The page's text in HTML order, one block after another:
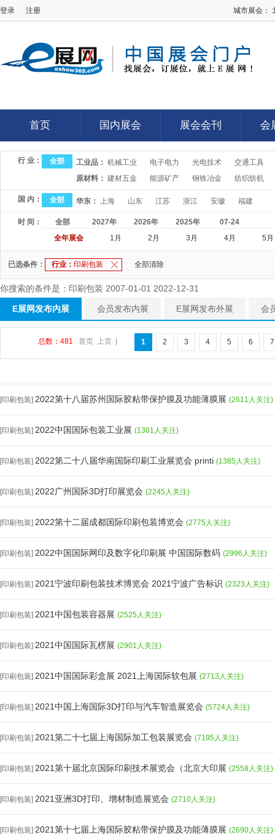
登录 注册 城市展会：
首页
首页
国内展会
国内展会
展会会刊
展会会刊
会
会
行 业： 全部 工业品： 机械工业 电子电力 光电技术
交通工具
原材料： 建材五金 能源矿产 钢铁冶金 纺织纺机
国 内： 全部 华东： 上海 山东 江苏 浙江 安徽 福建
时 间： 全部 2027年 2026年 2025年
07-24
全年展会
1月 2月 3月 4月 5月
已选条件： 行业： 印刷包装 全部清除
你搜索的条件是：印刷包装 2007-01-01 2022-12-31
E展网发布内展 会员发布内展 E展网发布外展 会
总数：481 首页 上页 1 2 3 4 5 6 7
[印刷包装] 2022第十八届苏州国际胶粘带保护膜及功能薄膜展 (2611人关注)
[印刷包装] 2022中国国际包装工业展 (1301人关注)
[印刷包装] 2022第二十八届华南国际印刷工业展览会 printi (1385人关注)
[印刷包装] 2022广州国际3D打印展览会 (2245人关注)
[印刷包装] 2022第十二届成都国际印刷包装博览会 (2775人关注)
[印刷包装] 2022中国国际网印及数字化印刷展 中国国际数码 (2996人关注)
[印刷包装] 2021宁波印刷包装技术博览会 2021宁波广告标识 (2323人关注)
[印刷包装] 2021中国包装容器展 (2525人关注)
[印刷包装] 2021中国国际瓦楞展 (2901人关注)
[印刷包装] 2021中国国际彩盒展 2021上海国际软包展 (2713人关注)
[印刷包装] 2021中国上海国际3D打印与汽车智造展览会 (5724人关注)
[印刷包装] 2021第二十七届上海国际加工包装展览会 (7195人关注)
[印刷包装] 2021第十届北京国际印刷技术展览会（北京大印展 (2558人关注)
[印刷包装] 2021亚洲3D打印、增材制造展览会 (2710人关注)
[印刷包装] 2021第十七届上海国际胶粘带保护膜及功能薄膜展 (2690人关注)